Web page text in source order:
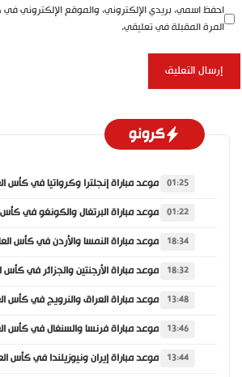
احفظ اسمي، بريدي الإلكتروني، والموقع الإلكتروني
المرة المقبلة في تعليقي.
كرونو
01:25
01:22
18:34
18:32
13:48
13:46
13:44